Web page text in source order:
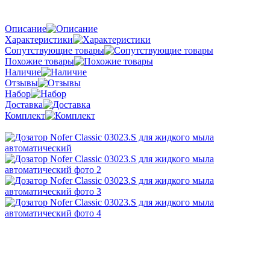
Описание
Характеристики
Сопутствующие товары
Похожие товары
Наличие
Отзывы
Набор
Доставка
Комплект